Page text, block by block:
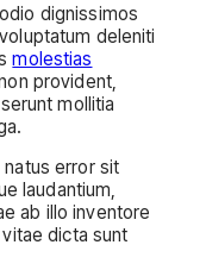
dignissimos
deleniti
molestias
provident,
mollitia
error sit
laudantium,
ab illo inventore
dicta sunt